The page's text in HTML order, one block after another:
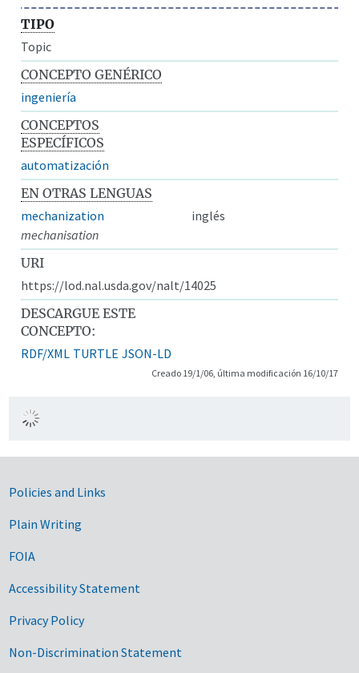
TIPO
Topic
CONCEPTO GENÉRICO
ingeniería
CONCEPTOS
ESPECÍFICOS
automatización
EN OTRAS LENGUAS
mechanization
inglés
mechanisation
URI
https://lod.nal.usda.gov/nalt/14025
DESCARGUE ESTE
CONCEPTO:
RDF/XML TURTLE JSON-LD
Creado 19/1/06, última modificación 16/10/17
Government Links
Policies and Links
Plain Writing
FOIA
Accessibility Statement
Privacy Policy
Non-Discrimination Statement